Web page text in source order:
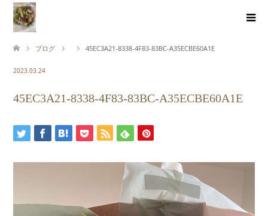
ブログ 45EC3A21-8338-4F83-83BC-A35ECBE60A1E
2023.03.24
45EC3A21-8338-4F83-83BC-A35ECBE60A1E